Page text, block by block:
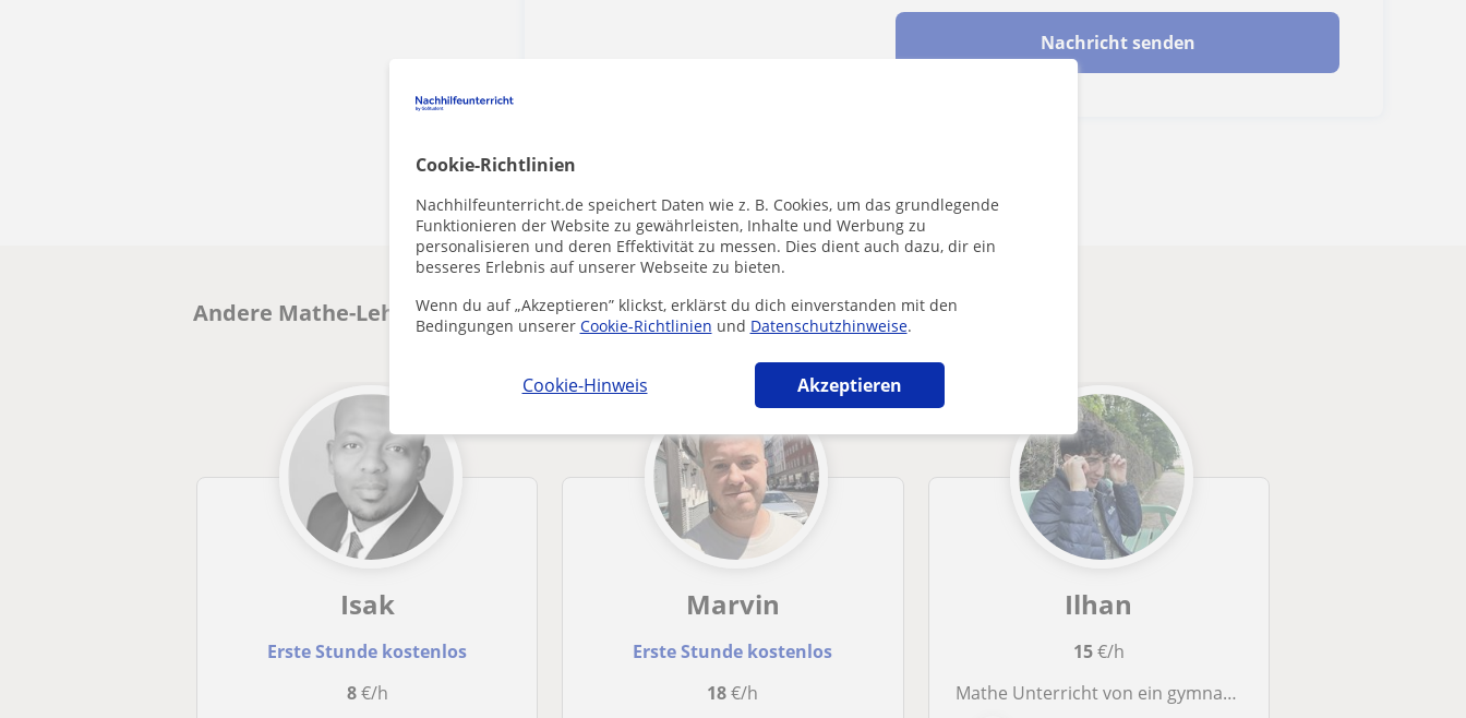
Cookie-Richtlinien
Nachhilfeunterricht.de speichert Daten wie z. B. Cookies, um das grundlegende
Funktionieren der Website zu gewährleisten, Inhalte und Werbung zu
personalisieren und deren Effektivität zu messen. Dies dient auch dazu, dir ein
besseres Erlebnis auf unserer Webseite zu bieten.
Wenn du auf „Akzeptieren” klickst, erklärst du dich einverstanden mit den
Bedingungen unserer Cookie-Richtlinien und Datenschutzhinweise.
Cookie-Hinweis Akzeptieren
Nachricht senden
Andere Mathe-Lehrkräfte in Düsseldorf die dich interessieren könnten
Isak
Erste Stunde kostenlos
8€/h
Marvin
Erste Stunde kostenlos
18€/h
Ilhan
15€/h
Mathe Unterricht von ein gymnasialer 1.0 Q1-Schüler für alle Altersklassen